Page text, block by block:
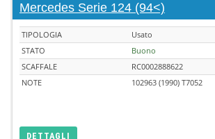
Mercedes Serie 124 (94<)
TIPOLOGIA
Usato
STATO
Buono
SCAFFALE
RC0002888622
NOTE
102963 (1990) T7052
DETTAGLI